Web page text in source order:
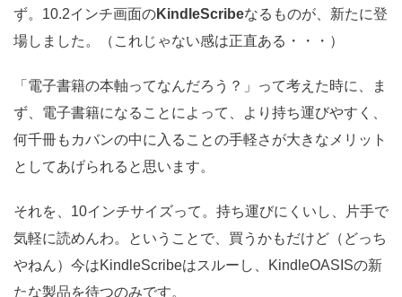
ず。10.2インチ画面のKindleScribeなるものが、新たに登
場しました。（これじゃない感は正直ある・・・）
「電子書籍の本軸ってなんだろう？」って考えた時に、ま
ず、電子書籍になることによって、より持ち運びやすく、
何千冊もカバンの中に入ることの手軽さが大きなメリット
としてあげられると思います。
それを、10インチサイズって。持ち運びにくいし、片手で
気軽に読めんわ。ということで、買うかもだけど（どっち
やねん）今はKindleScribeはスルーし、KindleOASISの新
たな製品を待つのみです。